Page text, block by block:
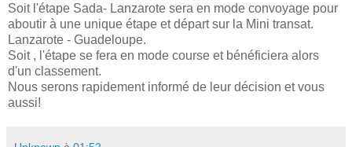
Soit l'étape Sada- Lanzarote sera en mode convoyage pour
aboutir à une unique étape et départ sur la Mini transat.
Lanzarote - Guadeloupe.
Soit , l'étape se fera en mode course et bénéficiera alors
d'un classement.
Nous serons rapidement informé de leur décision et vous
aussi!